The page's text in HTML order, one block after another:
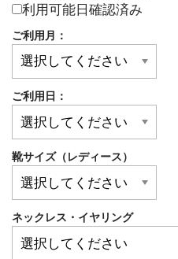
利用可能日確認済み
ご利用月：
ご利用日：
靴サイズ（レディース）
ネックレス・イヤリング